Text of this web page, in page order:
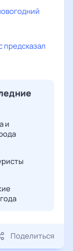
предсказал
и
Поделиться